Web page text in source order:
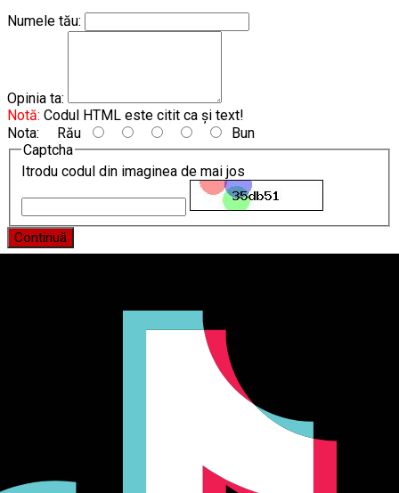
Numele tău:
Opinia ta:
Notă: Codul HTML este citit ca şi text!
Nota: Rău
Bun
Captcha
Itrodu codul din imaginea de mai jos
Continuă
Producător și importator de mobilier în Chișinău. Descoperă
dormitor și grădină. Calitate, funcționalitate și design